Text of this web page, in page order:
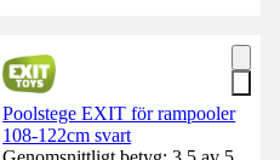
Poolstege EXIT för rampooler
108-122cm svart